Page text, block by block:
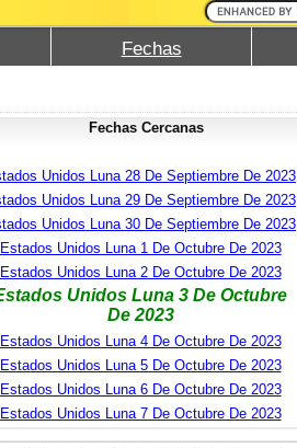
Fechas
Fechas Cercanas
Unidos Luna 28 De Septiembre De 2023
Unidos Luna 29 De Septiembre De 2023
Unidos Luna 30 De Septiembre De 2023
Estados Unidos Luna 1 De Octubre De 2023
Estados Unidos Luna 2 De Octubre De 2023
Unidos Luna 3 De Octubre
De 2023
Estados Unidos Luna 4 De Octubre De 2023
Estados Unidos Luna 5 De Octubre De 2023
Estados Unidos Luna 6 De Octubre De 2023
Estados Unidos Luna 7 De Octubre De 2023